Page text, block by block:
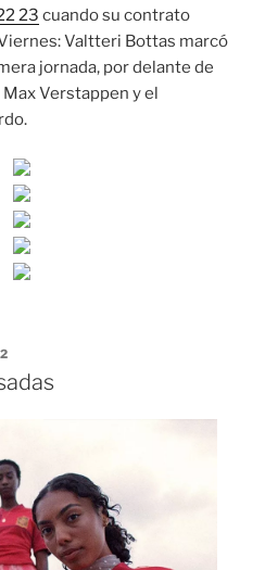
23 cuando su contrato
Valtteri Bottas marcó
jornada, por delante de
Verstappen y el